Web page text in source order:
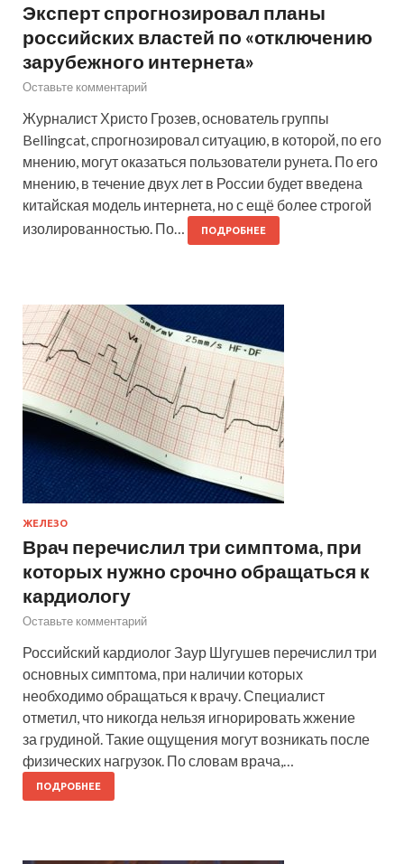
Эксперт спрогнозировал планы
российских властей по «отключению
зарубежного интернета»
Оставьте комментарий
Журналист Христо Грозев, основатель группы
Bellingcat, спрогнозировал ситуацию, в которой, по его
мнению, могут оказаться пользователи рунета. По его
мнению, в течение двух лет в России будет введена
китайская модель интернета, но с ещё более строгой
изолированностью. По…
ПОДРОБНЕЕ
ЖЕЛЕЗО
Врач перечислил три симптома, при
которых нужно срочно обращаться к
кардиологу
Оставьте комментарий
Российский кардиолог Заур Шугушев перечислил три
основных симптома, при наличии которых
необходимо обращаться к врачу. Специалист
отметил, что никогда нельзя игнорировать жжение
за грудиной. Такие ощущения могут возникать после
физических нагрузок. По словам врача,…
ПОДРОБНЕЕ